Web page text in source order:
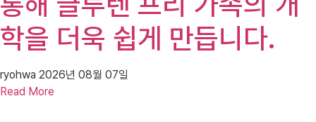
학을 더욱 쉽게 만듭니다.
ryohwa 2026년 08월 07일
Read More